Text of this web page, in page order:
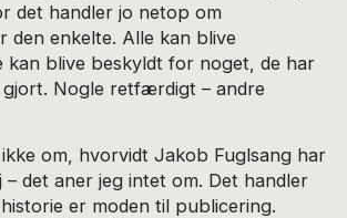
det handler jo netop om
den enkelte. Alle kan blive
kan blive beskyldt for noget, de har
Nogle retfærdigt – andre
om, hvorvidt Jakob Fuglsang har
– det aner jeg intet om. Det handler
er moden til publicering.